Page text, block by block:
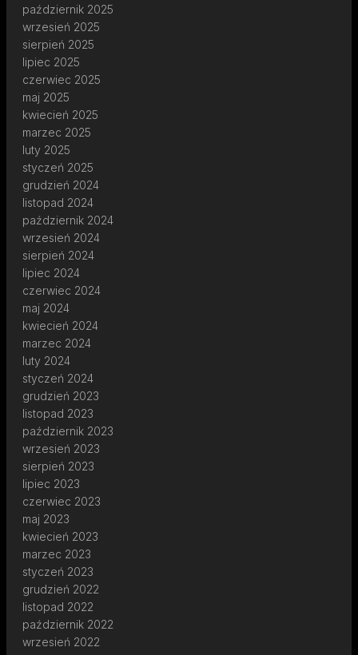
październik 2025
wrzesień 2025
sierpień 2025
lipiec 2025
czerwiec 2025
maj 2025
kwiecień 2025
marzec 2025
luty 2025
styczeń 2025
grudzień 2024
listopad 2024
październik 2024
wrzesień 2024
sierpień 2024
lipiec 2024
czerwiec 2024
maj 2024
kwiecień 2024
marzec 2024
luty 2024
styczeń 2024
grudzień 2023
listopad 2023
październik 2023
wrzesień 2023
sierpień 2023
lipiec 2023
czerwiec 2023
maj 2023
kwiecień 2023
marzec 2023
styczeń 2023
grudzień 2022
listopad 2022
październik 2022
wrzesień 2022